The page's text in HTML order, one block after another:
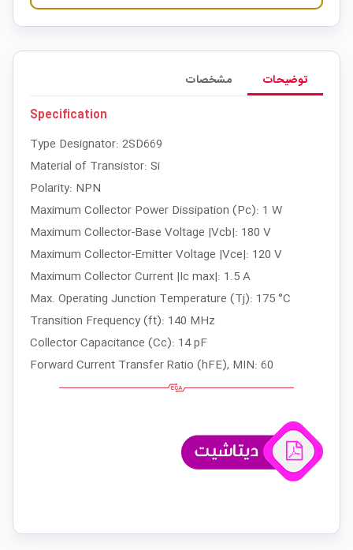
توضیحات
مشخصات
Specification
Type Designator: 2SD669
Material of Transistor: Si
Polarity: NPN
Maximum Collector Power Dissipation (Pc): 1 W
Maximum Collector-Base Voltage |Vcb|: 180 V
Maximum Collector-Emitter Voltage |Vce|: 120 V
Maximum Collector Current |Ic max|: 1.5 A
Max. Operating Junction Temperature (Tj): 175 °C
Transition Frequency (ft): 140 MHz
Collector Capacitance (Cc): 14 pF
Forward Current Transfer Ratio (hFE), MIN: 60